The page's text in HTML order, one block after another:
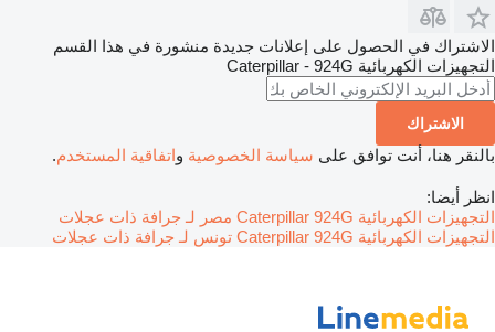
الاشتراك في الحصول على إعلانات جديدة منشورة في هذا القسم
التجهيزات الكهربائية Caterpillar - 924G
الاشتراك
بالنقر هنا، أنت توافق على سياسة الخصوصية واتفاقية المستخدم.
انظر أيضا:
التجهيزات الكهربائية Caterpillar 924G مصر لـ جرافة ذات عجلات
التجهيزات الكهربائية Caterpillar 924G تونس لـ جرافة ذات عجلات